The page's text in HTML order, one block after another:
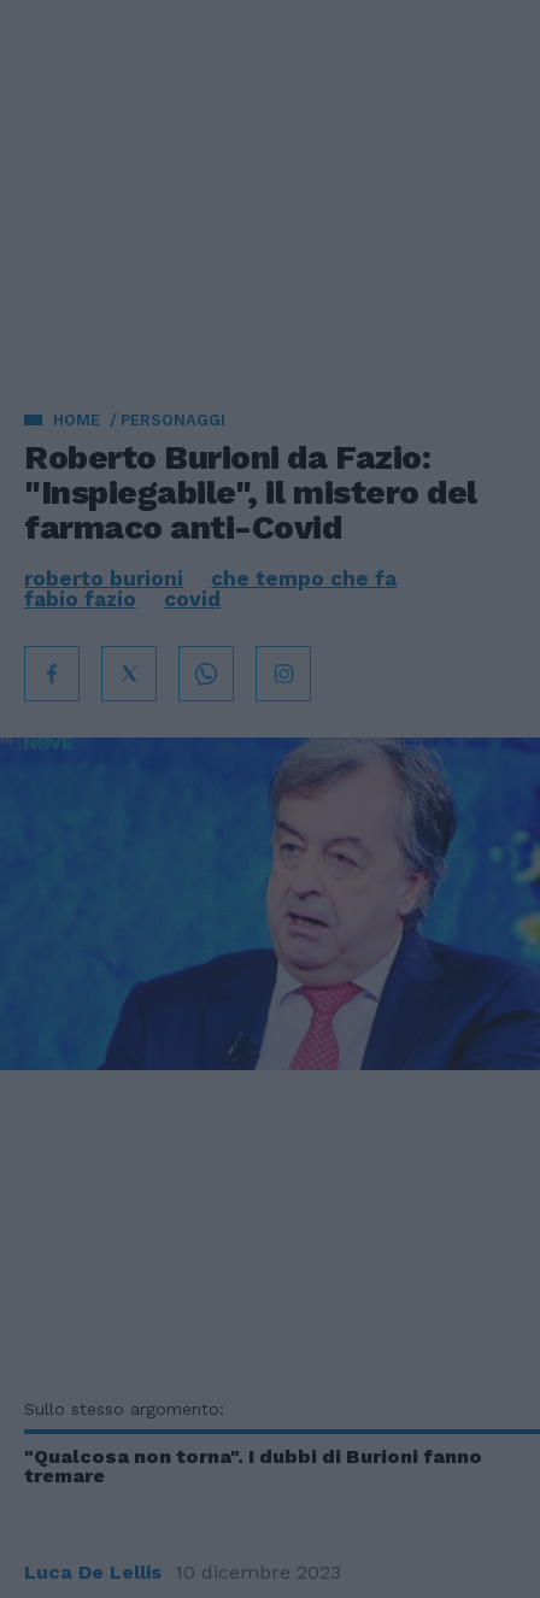
HOME PERSONAGGI
Roberto Burioni da Fazio:
"Inspiegabile", il mistero del
farmaco anti-Covid
roberto burioni
che tempo che fa
fabio fazio
covid
Sullo stesso argomento:
"Qualcosa non torna". I dubbi di Burioni fanno
tremare
Luca De Lellis 10 dicembre 2023